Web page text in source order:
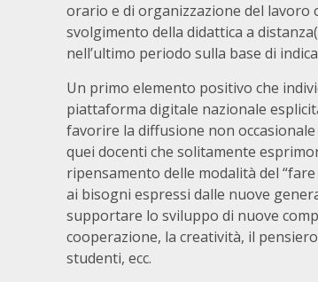
orario e di organizzazione del lavoro
svolgimento della didattica a
nell’ultimo periodo sulla base di
Un primo elemento positivo che
piattaforma digitale nazionale
favorire la diffusione non
quei docenti che solitamente
ripensamento delle modalità del
ai bisogni espressi dalle nuove
supportare lo sviluppo di nuove
cooperazione, la creatività, il
studenti, ecc.